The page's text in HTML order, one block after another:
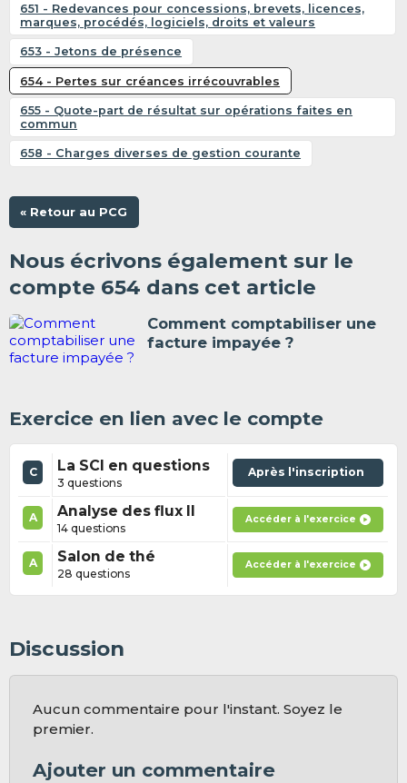
651 - Redevances pour concessions, brevets, licences,
marques, procédés, logiciels, droits et valeurs
653 - Jetons de présence
654 - Pertes sur créances irrécouvrables
655 - Quote-part de résultat sur opérations faites en
commun
658 - Charges diverses de gestion courante
« Retour au PCG
Nous écrivons également sur le
compte 654 dans cet article
Comment comptabiliser une
facture impayée ?
Exercice en lien avec le compte
C La SCI en questions
3 questions
Après l'inscription
A Analyse des flux II
14 questions
Accéder à l'exercice
A Salon de thé
28 questions
Accéder à l'exercice
Discussion
Aucun commentaire pour l'instant. Soyez le
premier.
Ajouter un commentaire